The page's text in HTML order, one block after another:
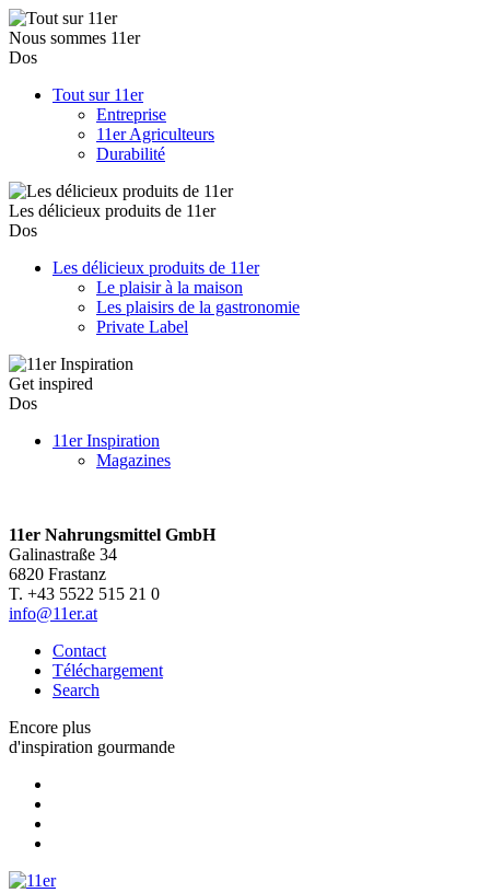
Nous sommes 11er
Dos
Tout sur 11er
Entreprise
11er Agriculteurs
Durabilité
Les délicieux produits de 11er
Dos
Les délicieux produits de 11er
Le plaisir à la maison
Les plaisirs de la gastronomie
Private Label
Get inspired
Dos
11er Inspiration
Magazines
11er Nahrungsmittel GmbH
Galinastraße 34
6820 Frastanz
T. +43 5522 515 21 0
info@11er.at
Contact
Téléchargement
Search
Encore plus
d'inspiration gourmande